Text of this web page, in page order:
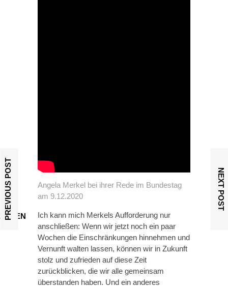
Angela Merkel bei ihrer Rede im Bundestag
am 9.12.2020
Ich kann mich Merkels Aufforderung nur
anschließen: Wenn wir jetzt noch ein paar
Wochen die Einschränkungen hinnehmen und
Vernunft walten lassen, können wir in Zukunft
stolz und zufrieden auf diese Zeit
zurückblicken, die wir alle gemeinsam
überstanden haben. Und ein anderes
PREVIOUS POST NEXT POST